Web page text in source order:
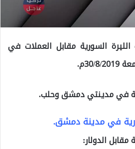
السورية مقابل العملات في
في مدينتي دمشق وحلب.
في مدينة دمشق.
الدولار: